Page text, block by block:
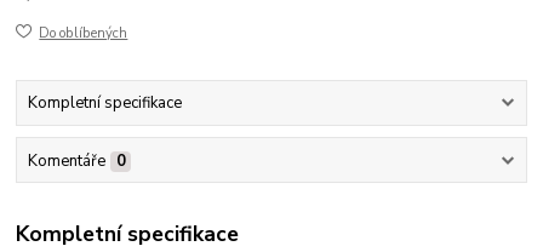
Do oblíbených
Kompletní specifikace
Komentáře 0
Kompletní specifikace